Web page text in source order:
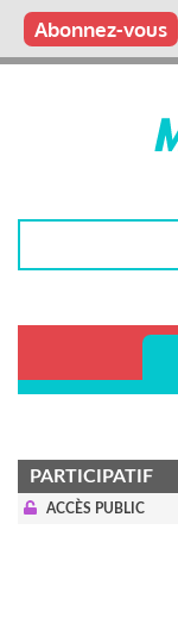
Aller
contenu
Main
Qui sommes nous ?
Vous publiez
Nous publions
Contactez-nous
Abonnez-vous
PARTICIPATIF
ACCÈS PUBLIC